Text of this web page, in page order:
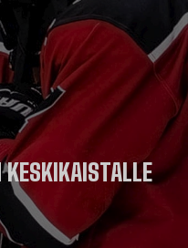
KESKIKAISTALLE